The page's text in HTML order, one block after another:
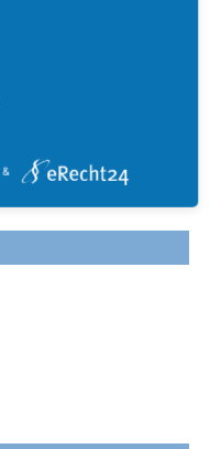
an das
Gustav-
Adolf-
Werk
des
Gustav-
Adolf-
&